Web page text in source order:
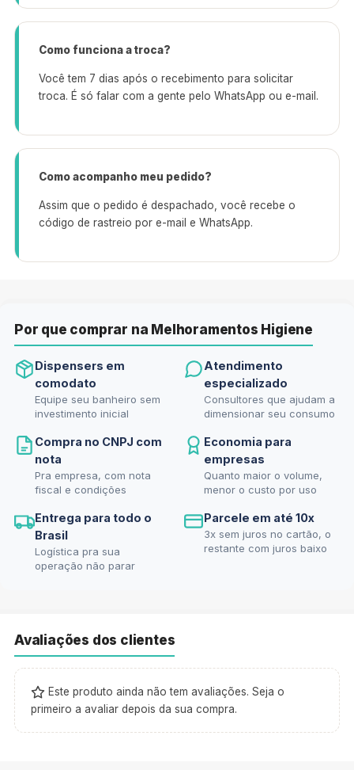
Como funciona a troca?
Você tem 7 dias após o recebimento para solicitar
troca. É só falar com a gente pelo WhatsApp ou e-mail.
Como acompanho meu pedido?
Assim que o pedido é despachado, você recebe o
código de rastreio por e-mail e WhatsApp.
Por que comprar na Melhoramentos Higiene
Dispensers em
comodato
Equipe seu banheiro sem
investimento inicial
Atendimento
especializado
Consultores que ajudam a
dimensionar seu consumo
Compra no CNPJ com
nota
Pra empresa, com nota
fiscal e condições
Economia para
empresas
Quanto maior o volume,
menor o custo por uso
Entrega para todo o
Brasil
Logística pra sua
operação não parar
Parcele em até 10x
3x sem juros no cartão, o
restante com juros baixo
Avaliações dos clientes
Este produto ainda não tem avaliações. Seja o
primeiro a avaliar depois da sua compra.